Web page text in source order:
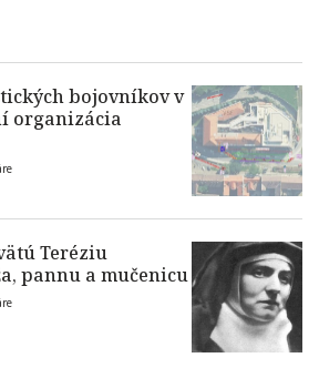
bojovníkov v
organizácia
Teréziu
pannu a mučenicu